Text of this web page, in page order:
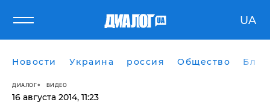
UA
Новости Украина россия Общество
ДИАЛОГ ВИДЕО
16 августа 2014, 11:23